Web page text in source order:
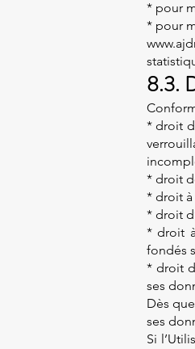
* pour
* pour
8.3.
* droit
* droit
* droit à
* droit
* droit
fondés
* droit
ses
Dès
ses
Si